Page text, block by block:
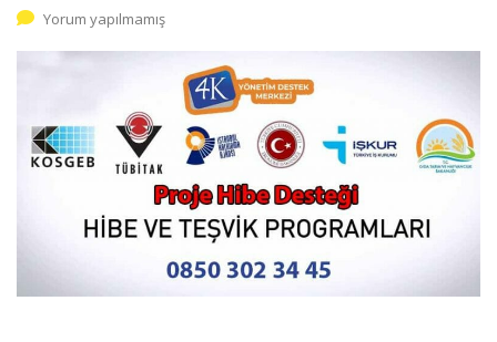
Yorum yapılmamış